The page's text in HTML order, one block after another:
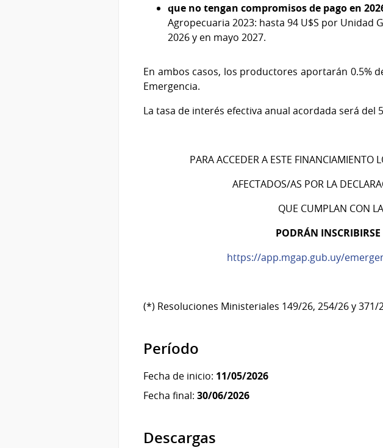
que no tengan compromisos de pago en
Agropecuaria 2023: hasta 94 U$S por Unidad
2026 y en mayo 2027.
En ambos casos, los productores aportarán 0.5%
Emergencia.
La tasa de interés efectiva anual acordada será del
PARA ACCEDER A ESTE FINANCIAMIENTO
AFECTADOS/AS POR LA
QUE CUMPLAN CON
PODRÁN
https://app.mgap.gub.uy/
(*) Resoluciones Ministeriales 149/26, 254/26 y 371/
Período
Fecha de inicio: 11/05/2026
Fecha final: 30/06/2026
Descargas